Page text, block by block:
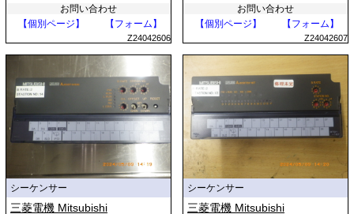
お問い合わせ
【個別ページ】
【フォーム】
Z24042606
お問い合わせ
【個別ページ】
【フォーム】
Z24042607
シーケンサー
三菱電機 Mitsubishi
シーケンサー
三菱電機 Mitsubishi